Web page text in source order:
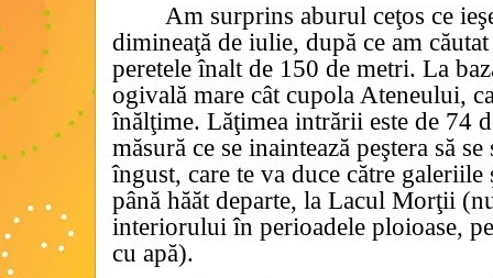
Am surprins aburul ceţos ce
dimineaţă de iulie, după ce am
peretele înalt de 150 de metri. La
ogivală mare cât cupola Ateneului,
înălţime. Lăţimea intrării este de 74
măsură ce se inaintează peştera să
îngust, care te va duce către galeriile
până hăăt departe, la Lacul Morţii
interiorului în perioadele ploioase,
cu apă).